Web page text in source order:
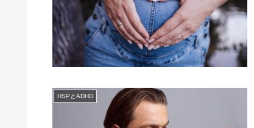
HSPとADHD